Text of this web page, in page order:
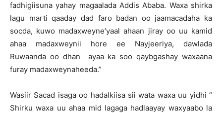
fadhigiisuna yahay magaalada Addis Ababa. Waxa shirka
lagu marti qaaday dad faro badan oo jaamacadaha ka
socda, kuwo madaxweyne’yaal ahaan jiray oo uu kamid
ahaa madaxweynii hore ee Nayjeeriya, dawlada
Ruwaanda oo dhan ayaa ka soo qaybgashay waxaana
furay madaxweynaheeda.”
Wasiir Sacad isaga oo hadalkiisa sii wata waxa uu yidhi “
Shirku waxa uu ahaa mid lagaga hadlaayay waxyaabo la